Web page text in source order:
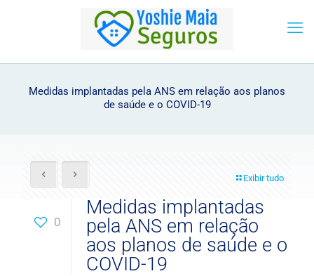
Medidas implantadas pela ANS em relação aos planos
de saúde e o COVID-19
Exibir tudo
0
Medidas implantadas
pela ANS em relação
aos planos de saúde e o
COVID-19